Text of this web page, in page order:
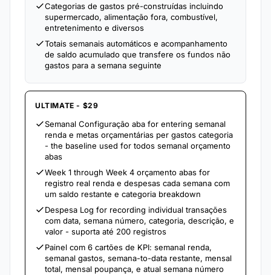
Categorias de gastos pré-construídas incluindo
supermercado, alimentação fora, combustível,
entretenimento e diversos
Totais semanais automáticos e acompanhamento
de saldo acumulado que transfere os fundos não
gastos para a semana seguinte
ULTIMATE - $29
Semanal Configuração aba for entering semanal
renda e metas orçamentárias per gastos categoria
- the baseline used for todos semanal orçamento
abas
Week 1 through Week 4 orçamento abas for
registro real renda e despesas cada semana com
um saldo restante e categoria breakdown
Despesa Log for recording individual transações
com data, semana número, categoria, descrição, e
valor - suporta até 200 registros
Painel com 6 cartões de KPI: semanal renda,
semanal gastos, semana-to-data restante, mensal
total, mensal poupança, e atual semana número